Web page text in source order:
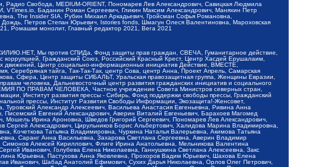
Свобода, MEDIUM-ORIENT, Пономарев Лев Александрович, Савицкая Людмила
VTimes.io, Баданин Роман Сергеевич, Гликин Максим Александрович, Маняхин Петр
The Insider SIA, Рубин Михаил Аркадьевич, Гройсман Софья Романовна,
Петров Степан Юрьевич, Istories fonds, Шмагун Олеся Валентиновна, Мароховская
Ромашки монолит, Главный редактор 2021, Вега 2021
Мы против СПИДа, Фонд защиты прав граждан, СВЕЧА, Гуманитарное действие,
Гражданский Союз, Российский Красный Крест, Центр Хасдей Ерушалаим,
движений, Центр социально-информационных инициатив Действие, ВМЕСТЕ,
тайга, Так-Так-Так, центр Сова, центр Анна, Проект Апрель, Самарская
Сфера, Центр защиты СИБАЛЬТ, Уральская правозащитная группа, Женщины Евразии,
человека, Дальневосточный центр развития гражданских инициатив и социального
ПО ПРАВАМ ЧЕЛОВЕКА, Частное учреждение Совета Министров северных стран,
Институт развития прессы - Сибирь, Фонд поддержки свободы прессы, Гражданский
прессы, Институт Развития Свободы Информации, Экозащита!-Женсовет,
Александр Алексеевич, Васильева Анастасия Евгеньевна, Ривина Анна
Евгений Александрович, Аверин Виталий Евгеньевич, Барахоев Магомед
Ирина Ароновна, Шведов Григорий Сергеевич, Пономарев Лев Александрович,
Алексадрович, Цирульников Борис Альбертович, Халидова Марина Владимировна,
Кочеткова Татьяна Владимировна, Чуркина Наталья Валерьевна, Акимова Татьяна
Саранг Анна Васильевна, Захарова Светлана Сергеевна, Аверин Владимир
Алексей Кириллович, Флиге Ирина Анатольевна, Мельникова Валентина
Иванович, Голубева Елена Николаевна, Ганнушкина Светлана Алексеевна, Закс
Юрьевна, Пастухова Анна Яковлевна, Прохоров Вадим Юрьевич, Шахова Елена
Иванович, Шабад Анатолий Ефимович, Сухих Дарья Николаевна, Орлов Олег Петрович,